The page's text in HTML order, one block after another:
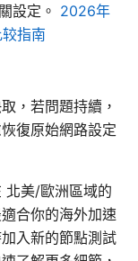
設定。 2026年
指南
，若問題持續，
復原始網路設定
北美/歐洲區域的
合你的海外加速
入新的節點測試